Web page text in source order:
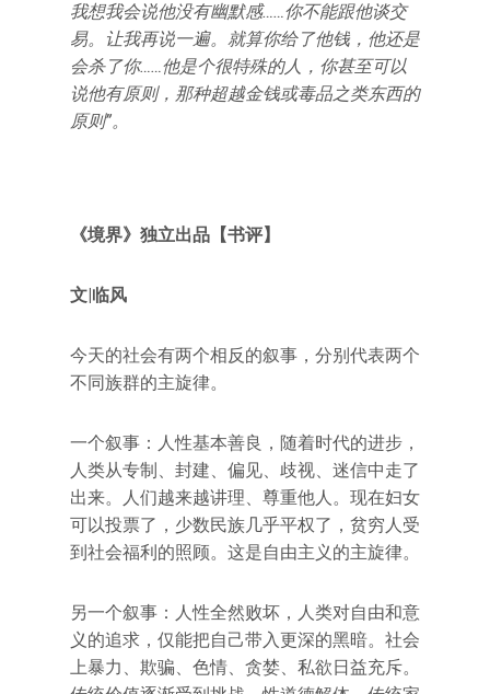
我想我会说他没有幽默感……你不能跟他谈交
易。让我再说一遍。就算你给了他钱，他还是
会杀了你……他是个很特殊的人，你甚至可以
说他有原则，那种超越金钱或毒品之类东西的
原则”。
《境界》独立出品【书评】
文|临风
今天的社会有两个相反的叙事，分别代表两个
不同族群的主旋律。
一个叙事：人性基本善良，随着时代的进步，
人类从专制、封建、偏见、歧视、迷信中走了
出来。人们越来越讲理、尊重他人。现在妇女
可以投票了，少数民族几乎平权了，贫穷人受
到社会福利的照顾。这是自由主义的主旋律。
另一个叙事：人性全然败坏，人类对自由和意
义的追求，仅能把自己带入更深的黑暗。社会
上暴力、欺骗、色情、贪婪、私欲日益充斥。